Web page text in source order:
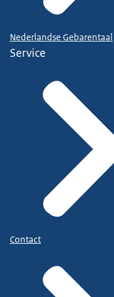
Nederlandse Gebarentaal
Service
Contact